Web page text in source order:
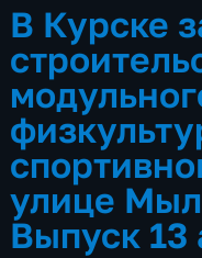
В Курске
улице
Выпуск 13